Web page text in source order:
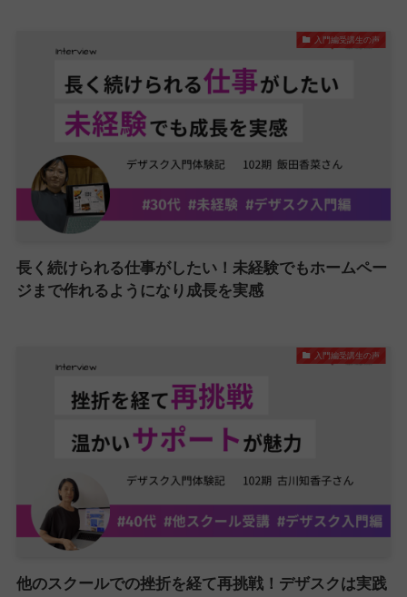
入門編受講生の声
長く続けられる仕事がしたい！未経験でもホームペー
ジまで作れるようになり成長を実感
入門編受講生の声
他のスクールでの挫折を経て再挑戦！デザスクは実践